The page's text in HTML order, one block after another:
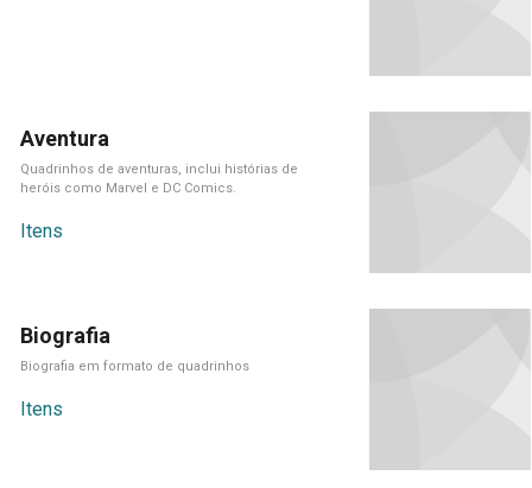
Aventura
Quadrinhos de aventuras, inclui histórias de
heróis como Marvel e DC Comics.
Itens
Biografia
Biografia em formato de quadrinhos
Itens